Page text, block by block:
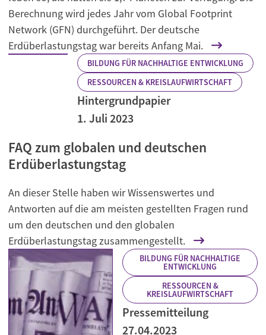
Berechnung wird jedes Jahr vom Global Footprint
Network (GFN) durchgeführt. Der deutsche
Erdüberlastungstag war bereits Anfang Mai.
BILDUNG FÜR NACHHALTIGE ENTWICKLUNG
RESSOURCEN & KREISLAUFWIRTSCHAFT
Hintergrundpapier
1. Juli 2023
FAQ zum globalen und deutschen
Erdüberlastungstag
An dieser Stelle haben wir Wissenswertes und
Antworten auf die am meisten gestellten Fragen rund
um den deutschen und den globalen
Erdüberlastungstag zusammengestellt.
BILDUNG FÜR NACHHALTIGE
ENTWICKLUNG
RESSOURCEN &
KREISLAUFWIRTSCHAFT
Pressemitteilung
27.04.2023